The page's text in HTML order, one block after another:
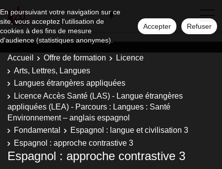
En poursuivant votre navigation sur ce
site, vous acceptez l'utilisation de
cookies à des fins de mesure
d'audience (statistiques anonymes).
Accepter Refuser
Accueil Offre de formation
Licence
Arts, Lettres, Langues
Langues étrangères appliquées
Licence Accès Santé (LAS) - Langue étrangères
appliquées (LEA) - Parcours : Langues : Santé
Environnement – anglais espagnol
Fondamental
Espagnol : langue et civilisation 3
Espagnol : approche contrastive 3
Espagnol : approche contrastive 3